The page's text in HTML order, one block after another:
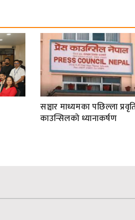
सञ्चार माध्यमका पछिल्ला
काउन्सिलको ध्यानाकर्षण